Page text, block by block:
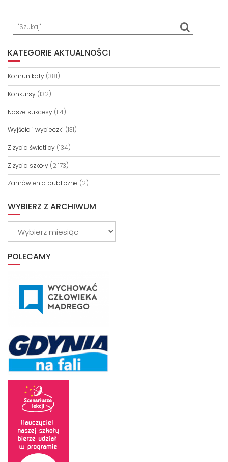
KATEGORIE AKTUALNOŚCI
Komunikaty (381)
Konkursy (132)
Nasze sukcesy (114)
Wyjścia i wycieczki (131)
Z życia świetlicy (134)
Z życia szkoły (2 173)
Zamówienia publiczne (2)
WYBIERZ Z ARCHIWUM
POLECAMY